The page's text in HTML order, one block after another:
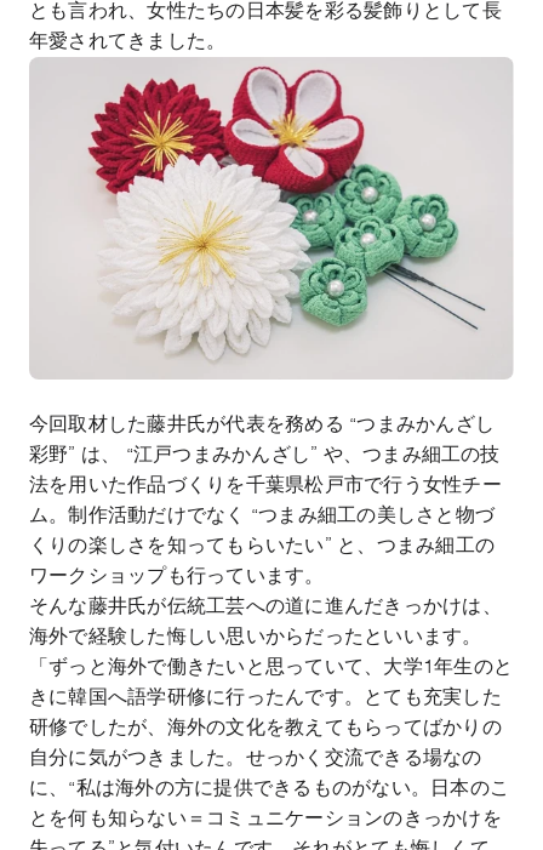
とも言われ、女性たちの日本髪を彩る髪飾りとして長
年愛されてきました。
今回取材した藤井氏が代表を務める “つまみかんざし
彩野” は、 “江戸つまみかんざし” や、つまみ細工の技
法を用いた作品づくりを千葉県松戸市で行う女性チー
ム。制作活動だけでなく “つまみ細工の美しさと物づ
くりの楽しさを知ってもらいたい” と、つまみ細工の
ワークショップも行っています。
そんな藤井氏が伝統工芸への道に進んだきっかけは、
海外で経験した悔しい思いからだったといいます。
「ずっと海外で働きたいと思っていて、大学1年生のと
きに韓国へ語学研修に行ったんです。とても充実した
研修でしたが、海外の文化を教えてもらってばかりの
自分に気がつきました。せっかく交流できる場なの
に、“私は海外の方に提供できるものがない。日本のこ
とを何も知らない＝コミュニケーションのきっかけを